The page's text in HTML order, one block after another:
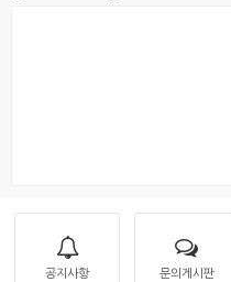
공지사항 문의게시판